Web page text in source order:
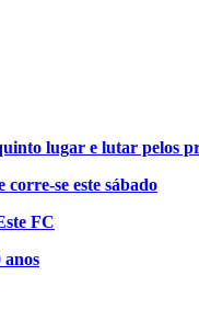
lugar e lutar pelos
se este sábado
FC
anos